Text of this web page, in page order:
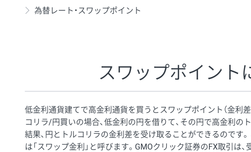
160円
※ハンガリーフォリント/円と南アフリカランド/円とメキシコペソ/
為替レート・スワップポイント
スワップポイント
低金利通貨建てで高金利通貨を買うとスワップポイント（金利
コリラ/円買いの場合、低金利の円を借りて、その円で高金利の
結果、円とトルコリラの金利差を受け取ることができるのです
は「スワップ金利」と呼びます。GMOクリック証券のFX取引は